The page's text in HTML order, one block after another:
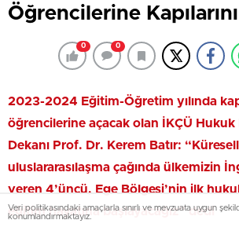
Öğrencilerine
0 0
2023-2024 Eğitim-Öğretim yılında
öğrencilerine açacak olan İKÇÜ Hukuk
Dekanı Prof. Dr. Kerem Batır:
uluslararasılaşma çağında ülkemizin
veren 4’üncü, Ege Bölgesi’nin ilk
eğitim hayatına başlayacağız” dedi
Veri politikasındaki amaçlarla sınırlı ve mevzuata uygun
konumlandırmaktayız.